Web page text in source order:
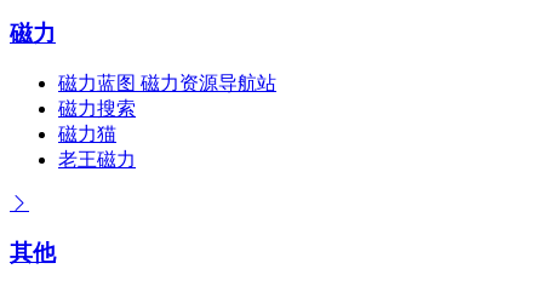
磁力
磁力蓝图 磁力资源导航站
磁力搜索
磁力猫
老王磁力
其他